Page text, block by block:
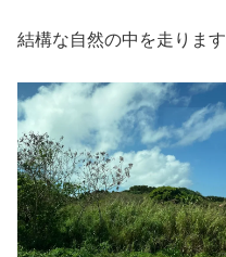
結構な自然の中を走ります